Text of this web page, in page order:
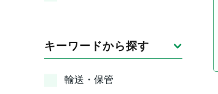
キーワードから探す
輸送・保管